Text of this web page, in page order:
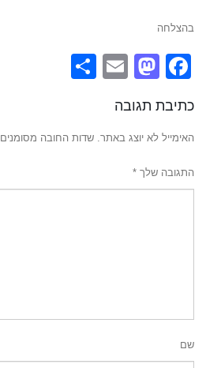
בהצלחה
Facebook
Mastodon
Email
כתיבת תגובה
האימייל לא יוצג באתר. שדות החובה מסומנים
התגובה שלך *
שם